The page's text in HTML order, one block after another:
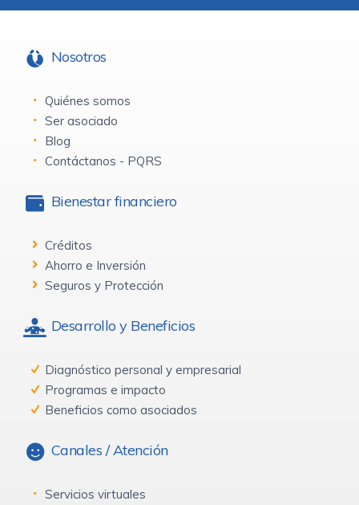
Nosotros
Quiénes somos
Ser asociado
Blog
Contáctanos - PQRS
Bienestar financiero
Créditos
Ahorro e Inversión
Seguros y Protección
Desarrollo y Beneficios
Diagnóstico personal y empresarial
Programas e impacto
Beneficios como asociados
Canales / Atención
Servicios virtuales